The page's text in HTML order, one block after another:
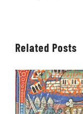
Related Posts